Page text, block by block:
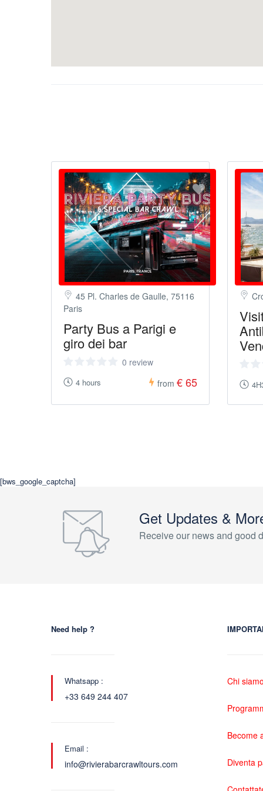
45 Pl. Charles de Gaulle, 75116
Paris
Party Bus a Parigi e
giro dei bar
0 review
4 hours from € 65
[bws_google_captcha]
Get Updates &
Receive our news and good
Need help ?
Whatsapp :
+33 649 244 407
Email :
info@rivierabarcrawltours.com
Chi siamo
Become
Diventa